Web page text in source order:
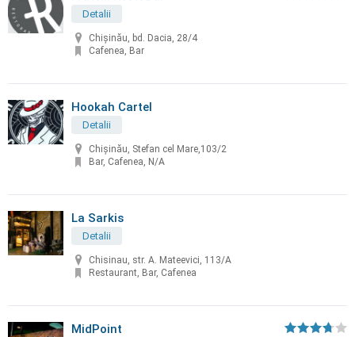
Detalii
Chişinău, bd. Dacia, 28/4
Cafenea, Bar
Hookah Cartel
Detalii
Chișinău, Stefan cel Mare,103/2
Bar, Cafenea, N/A
La Sarkis
Detalii
Chisinau, str. A. Mateevici, 113/A
Restaurant, Bar, Cafenea
MidPoint